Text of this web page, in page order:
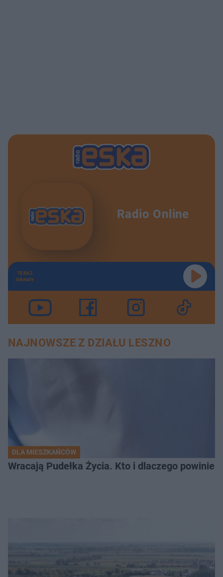
Radio Online
TERAZ
GRAMY
NAJNOWSZE Z DZIAŁU LESZNO
DLA MIESZKAŃCÓW
Wracają Pudełka Życia. Kto i dlaczego powinien